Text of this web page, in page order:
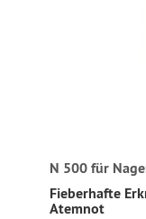
N 500 für
Fieberhafte
Atemnot